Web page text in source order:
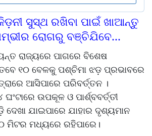
ସୁସ୍ଥ ରଖିବା ପାଇଁ ଖାଆନ୍ତୁ
ରୋଗରୁ ବଞ୍ଚିଯିବେ...
ରାଜ୍ୟରେ ପାଗରେ ବିଶେଷ
୧୦ ବେଳକୁ ପଶ୍ଚିମା ଝଡ଼ ପ୍ରଭାବରେ
ଆସିପାରେ ପରିବର୍ତ୍ତନ ।
ଉପକୂଳ ଓ ପାର୍ଶ୍ବବର୍ତ୍ତୀ
ଯାଇପାରେ ଯାହାର ଦୃଶ୍ୟମାନ
ମିଟର ମଧ୍ୟରେ ରହିପାରେ।